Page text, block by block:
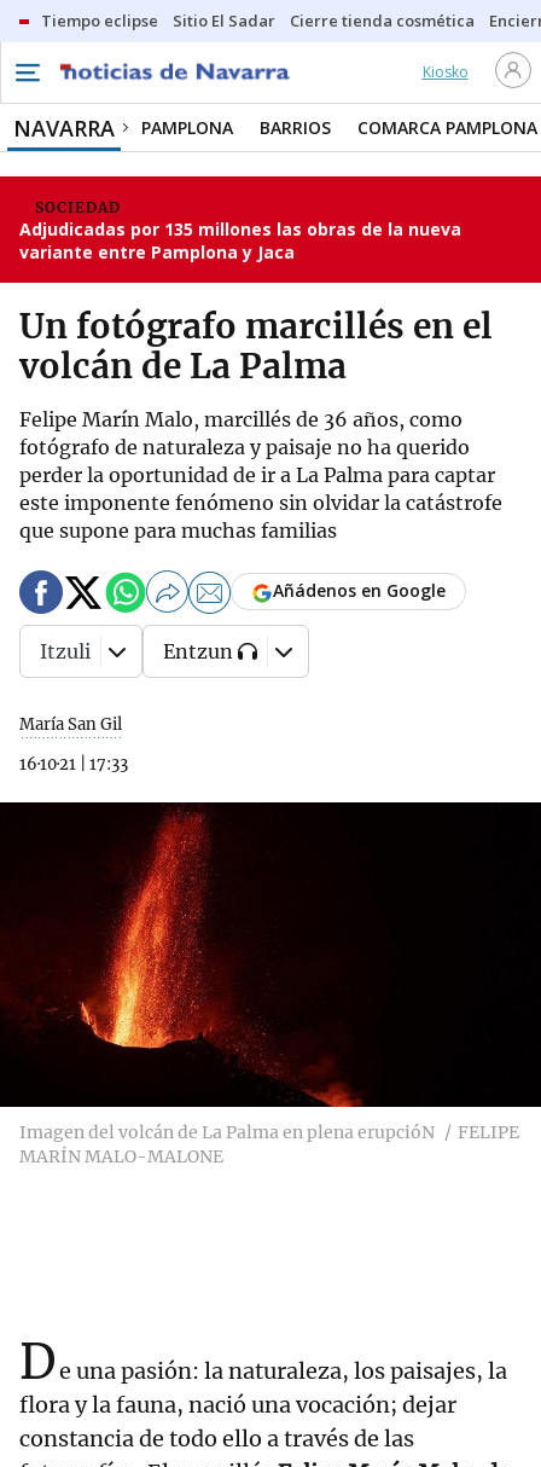
Tiempo eclipse Sitio El Sadar Cierre tienda cosmética
Kiosko
NAVARRA PAMPLONA BARRIOS COMARCA PAMPLONA
SOCIEDAD
Adjudicadas por 135 millones las obras de la nueva
variante entre Pamplona y Jaca
Un fotógrafo marcillés en el
volcán de La Palma
Felipe Marín Malo, marcillés de 36 años, como
fotógrafo de naturaleza y paisaje no ha querido
perder la oportunidad de ir a La Palma para captar
este imponente fenómeno sin olvidar la catástrofe
que supone para muchas familias
María San Gil
16·10·21
17:33
Añádenos en Google
Itzuli Entzun
Imagen del volcán de La Palma en plena erupcióN
FELIPE
MARÍN MALO-MALONE
De una pasión: la naturaleza, los paisajes, la
flora y la fauna, nació una vocación; dejar
constancia de todo ello a través de las